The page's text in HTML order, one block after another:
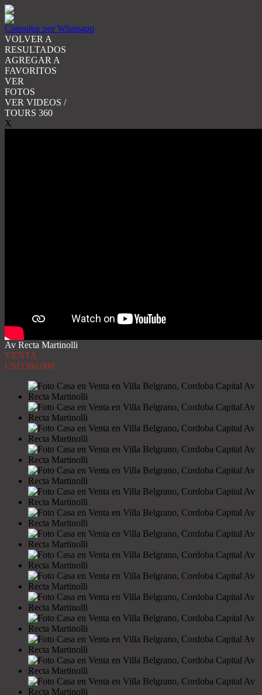
Consultar por Whatsapp
VOLVER A
RESULTADOS
AGREGAR A
FAVORITOS
VER
FOTOS
VER VIDEOS /
TOURS 360
X
Av Recta Martinolli
VENTA
USD380.000